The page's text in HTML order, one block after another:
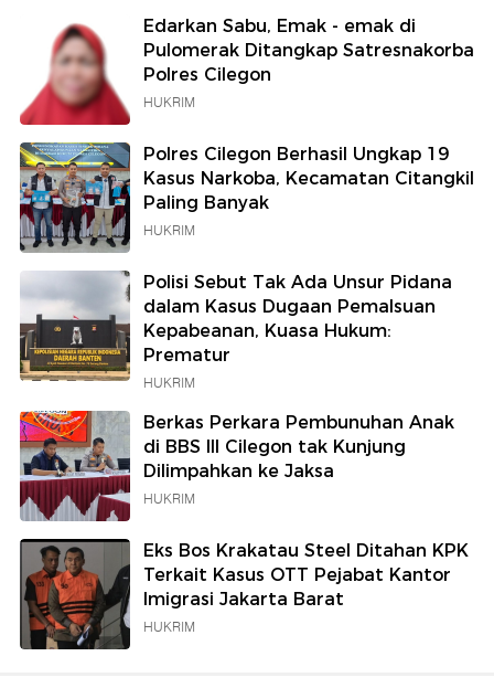
Edarkan Sabu, Emak - emak di
Pulomerak Ditangkap Satresnakorba
Polres Cilegon
HUKRIM
Polres Cilegon Berhasil Ungkap 19
Kasus Narkoba, Kecamatan Citangkil
Paling Banyak
HUKRIM
Polisi Sebut Tak Ada Unsur Pidana
dalam Kasus Dugaan Pemalsuan
Kepabeanan, Kuasa Hukum:
Prematur
HUKRIM
Berkas Perkara Pembunuhan Anak
di BBS III Cilegon tak Kunjung
Dilimpahkan ke Jaksa
HUKRIM
Eks Bos Krakatau Steel Ditahan KPK
Terkait Kasus OTT Pejabat Kantor
Imigrasi Jakarta Barat
HUKRIM